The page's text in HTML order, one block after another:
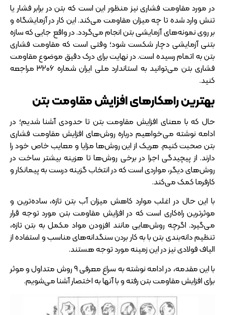
در مورد مقاومت فشاری نیز منظور این است که بتن در برابر فشار یا
تنش وارد شده تا چه میزان مقاومت می‌کند. این کار در آزمایشگاه و
بر روی نمونه‌های آزمایشی بتن انجام می‌گردد. در واقع جایی که سازه
بتنی آزمایشی دچار شکست شود؛ وقتی است که مقاومت فشاری
بتن به اتمام رسیده است. در نهایت برای درک دقیق موضوع مقاومت
فشاری بتن می‌توانید به استاندارد ملی ایران شماره ۳۲۰۶ مراجعه
کنید.
بهترین راهکارهای افزایش مقاومت بتن
حال که با معنای افزایش مقاومت بتن تا حدودی آشنا شدیم؛ در
ادامه نوشته می‌خواهیم درباره روش‌های افزایش مقاومت فشاری
بتن صحبت کنیم. هریک از این روش‌ها مزایا و معایب خاص خود را
دارند. از پیچیدگی اجرا در برخی روش‌ها تا هزینه بیشتر ساخت در
روش‌های دیگر، مواردی است که در انتخاب گزینه درست به پیمانکار و
کارفرما کمک می‌کند.
با این حال در اغلب موارد کاهش میزان آب بتن تازه، ساده‌ترین و
موثرترین راه‌کاری است که در افزایش مقاومت بتن مورد توجه قرار
می‌گیرد. اگرچه روش‌هایی مانند افزودن مواد مکمل به بتن تازه،
تنظیم دانه‌بندی بتن با به کار بردن سنگدانه‌های مناسب و استفاده از
الیاف فولادی نیز در این زمینه مورد توجه هستند.
با این مقدمه، در ادامه نوشته به سراغ معرفی 9 روش متداول و موثر
برای افزایش مقاومت بتن رفته و با آنها به اختصار آشنا می‌شویم.